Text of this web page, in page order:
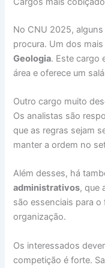
No CNU 2025,
procura. Um dos
Geologia. Este cargo
área e oferece um
Outro cargo muito
Os analistas são
que as regras sejam
manter a ordem no
Além desses, há
administrativos, que
são essenciais para
organização.
Os interessados
competição é forte.